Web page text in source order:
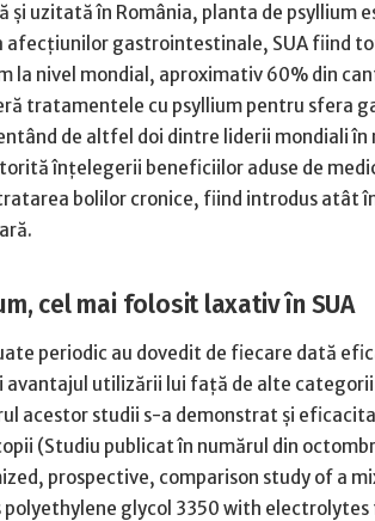
şi uzitată în România, planta de psyllium
afecţiunilor gastrointestinale, SUA fiind
la nivel mondial, aproximativ 60% din
tratamentele cu psyllium pentru sfera
de altfel doi dintre liderii mondiali în
înţelegerii beneficiilor aduse de
bolilor cronice, fiind introdus atât
cel mai folosit laxativ în SUA
periodic au dovedit de fiecare dată
utilizării lui faţă de alte
acestor studii s-a demonstrat şi
(Studiu publicat în numărul din
prospective, comparison study of a
polyethylene glycol 3350 with